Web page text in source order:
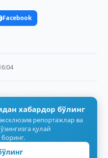
Facebook
хабардор бўлинг
репортажлар ва
қулай